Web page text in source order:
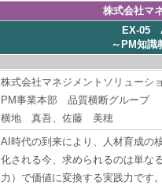
株式会社マ
EX-05
～PM知識
株式会社マネジメントソリューシ
PM事業本部 品質横断グループ
横地 真吾、佐藤 美穂
AI時代の到来により、人材育成の
化される今、求められるのは単な
力）で価値に変換する実践力です